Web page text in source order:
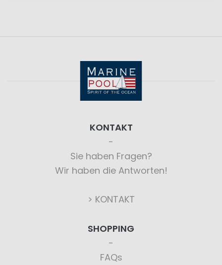
KONTAKT
Sie haben Fragen?
Wir haben die Antworten!
> KONTAKT
SHOPPING
FAQs